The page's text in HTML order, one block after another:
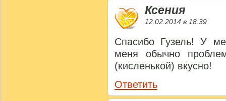
Ксения
12.02.2014 в 18:39
Спасибо Гузель! У
меня обычно
(кисленькой) вкусно!
Ответить